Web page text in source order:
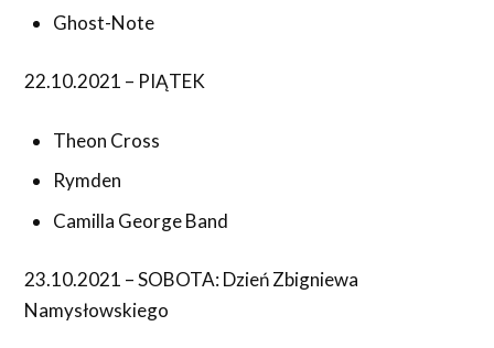
Ghost-Note
22.10.2021 – PIĄTEK
Theon Cross
Rymden
Camilla George Band
23.10.2021 – SOBOTA: Dzień Zbigniewa
Namysłowskiego